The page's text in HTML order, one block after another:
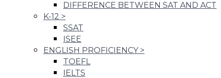
DIFFERENCE BETWEEN SAT AND ACT
K-12 >
SSAT
ISEE
ENGLISH PROFICIENCY >
TOEFL
IELTS